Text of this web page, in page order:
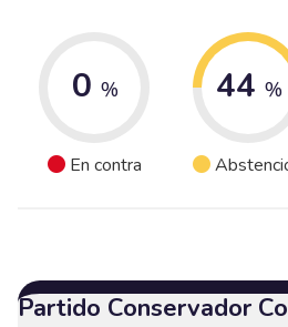
0 %
En contra
44 %
Partido Conservador